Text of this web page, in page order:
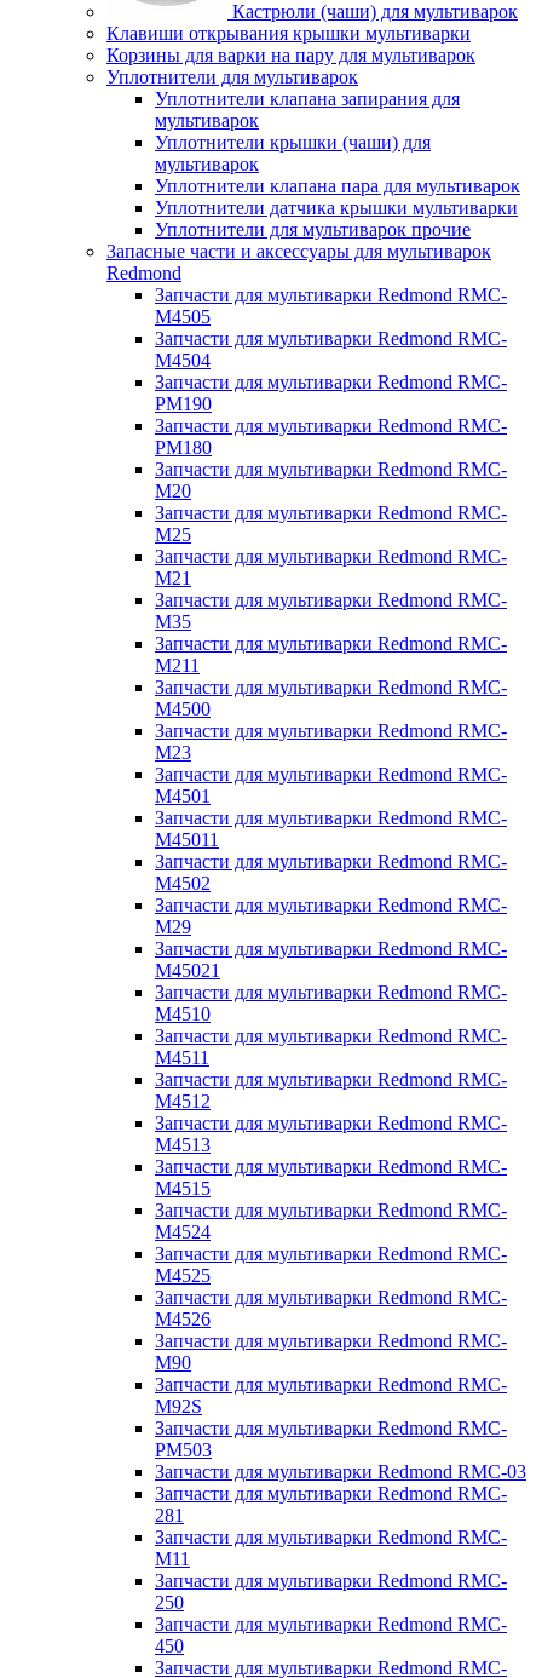
Кастрюли (чаши) для мультиварок
Клавиши открывания крышки мультиварки
Корзины для варки на пару для мультиварок
Уплотнители для мультиварок
Уплотнители клапана запирания для
мультиварок
Уплотнители крышки (чаши) для
мультиварок
Уплотнители клапана пара для мультиварок
Уплотнители датчика крышки мультиварки
Уплотнители для мультиварок прочие
Запасные части и аксессуары для мультиварок
Redmond
Запчасти для мультиварки Redmond RMC-
M4505
Запчасти для мультиварки Redmond RMC-
M4504
Запчасти для мультиварки Redmond RMC-
PM190
Запчасти для мультиварки Redmond RMC-
PM180
Запчасти для мультиварки Redmond RMC-
M20
Запчасти для мультиварки Redmond RMC-
M25
Запчасти для мультиварки Redmond RMC-
M21
Запчасти для мультиварки Redmond RMC-
M35
Запчасти для мультиварки Redmond RMC-
M211
Запчасти для мультиварки Redmond RMC-
M4500
Запчасти для мультиварки Redmond RMC-
M23
Запчасти для мультиварки Redmond RMC-
M4501
Запчасти для мультиварки Redmond RMC-
M45011
Запчасти для мультиварки Redmond RMC-
M4502
Запчасти для мультиварки Redmond RMC-
M29
Запчасти для мультиварки Redmond RMC-
M45021
Запчасти для мультиварки Redmond RMC-
M4510
Запчасти для мультиварки Redmond RMC-
M4511
Запчасти для мультиварки Redmond RMC-
M4512
Запчасти для мультиварки Redmond RMC-
M4513
Запчасти для мультиварки Redmond RMC-
M4515
Запчасти для мультиварки Redmond RMC-
M4524
Запчасти для мультиварки Redmond RMC-
M4525
Запчасти для мультиварки Redmond RMC-
M4526
Запчасти для мультиварки Redmond RMC-
M90
Запчасти для мультиварки Redmond RMC-
M92S
Запчасти для мультиварки Redmond RMC-
PM503
Запчасти для мультиварки Redmond RMC-03
Запчасти для мультиварки Redmond RMC-
281
Запчасти для мультиварки Redmond RMC-
M11
Запчасти для мультиварки Redmond RMC-
250
Запчасти для мультиварки Redmond RMC-
450
Запчасти для мультиварки Redmond RMC-